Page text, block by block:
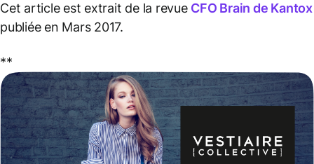
Cet article est extrait de la revue CFO Brain de Kantox
publiée en Mars 2017.
**